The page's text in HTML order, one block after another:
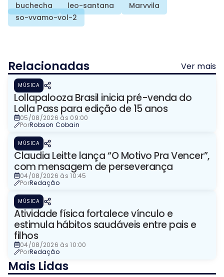
buchecha leo-santana
Marvvila
so-vvamo-vol-2
Relacionadas Ver mais
MÚSICA
Lollapalooza Brasil inicia pré-venda do
Lolla Pass para edição de 15 anos
05/08/2026 às 09:00
PorRobson Cobain
MÚSICA
Claudia Leitte lança “O Motivo Pra Vencer”,
com mensagem de perseverança
04/08/2026 às 10:45
PorRedação
MÚSICA
Atividade física fortalece vínculo e
estimula hábitos saudáveis entre pais e
filhos
04/08/2026 às 10:00
PorRedação
Mais Lidas